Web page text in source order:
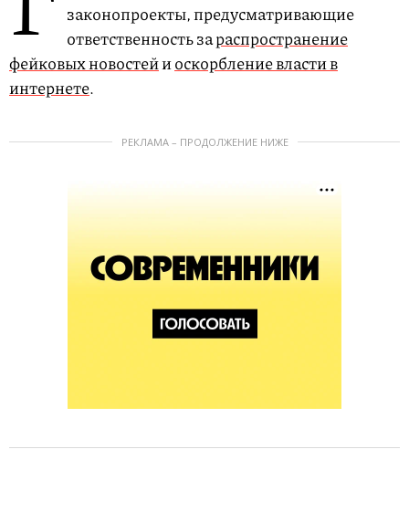
законопроекты, предусматривающие
ответственность зараспространение
фейковых новостейиоскорбление власти в
интернете.
РЕКЛАМА – ПРОДОЛЖЕНИЕ НИЖЕ